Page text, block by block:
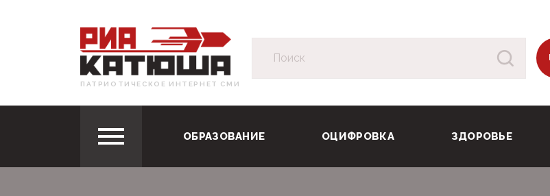
ПАТРИОТИЧЕСКОЕ ИНТЕРНЕТ СМИ
ОБРАЗОВАНИЕ ОЦИФРОВКА ЗДОРОВЬЕ